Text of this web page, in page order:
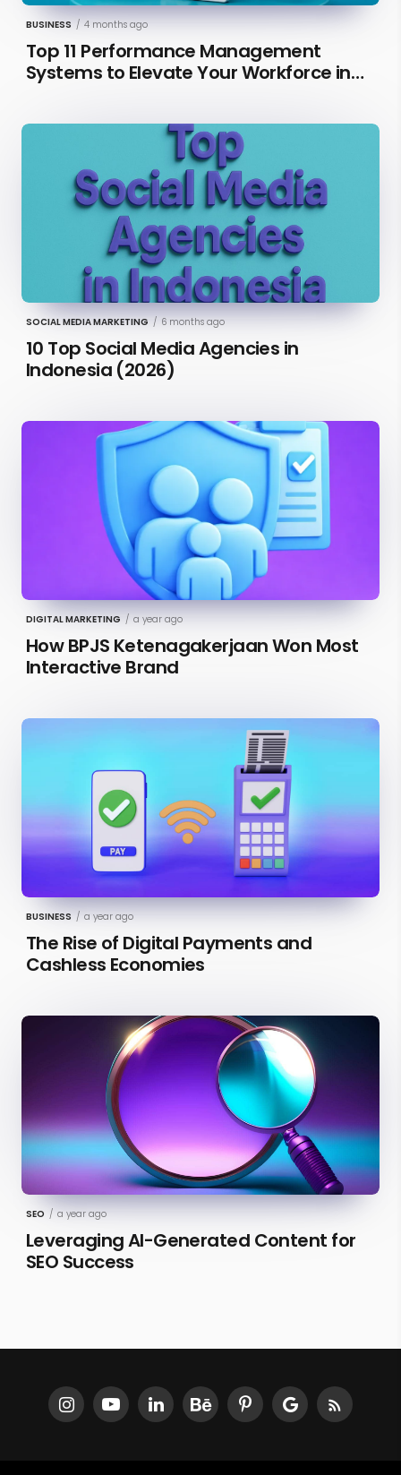
BUSINESS / 4 months ago
Top 11 Performance Management
Systems to Elevate Your Workforce in
SOCIAL MEDIA MARKETING / 6 months ago
10 Top Social Media Agencies in
Indonesia (2026)
DIGITAL MARKETING / a year ago
How BPJS Ketenagakerjaan Won Most
Interactive Brand
BUSINESS / a year ago
The Rise of Digital Payments and
Cashless Economies
SEO / a year ago
Leveraging AI-Generated Content for
SEO Success